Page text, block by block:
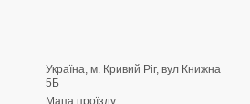
Україна, м. Кривий Ріг, вул Книжна
5Б
Мапа проїзду